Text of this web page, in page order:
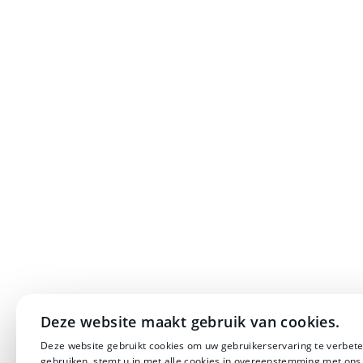
Deze website maakt gebruik van cookies.
Deze website gebruikt cookies om uw gebruikerservaring te